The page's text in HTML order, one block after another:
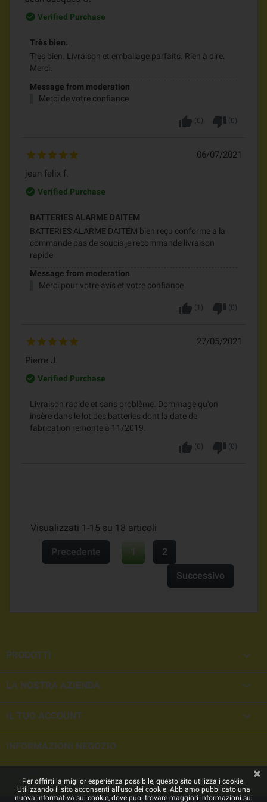
check_circle_outline
Verified Purchase
Très bien.
Très bien. Livraison et emballage parfaits. Rien à dire.
Merci.
Message from moderation
Merci de votre confiance
thumb_up (0 ) thumb_down (0 )
06/07/2021
jean felix f.
check_circle_outline
Verified Purchase
BATTERIES ALARME DAITEM
BATTERIES ALARME DAITEM bien reçu conforme a la
commande pas de soucis je recommande livraison
rapide
Message from moderation
Merci pour votre avis et votre confiance
thumb_up ( 1 ) thumb_down (0 )
27/05/2021
Pierre J.
check_circle_outline
Verified Purchase
Livraison rapide et sans problème. Dommage qu'on
insère dans le lot des batteries dont la date de
fabrication remonte à 11/2019.
thumb_up (0 ) thumb_down (0 )
Visualizzati 1-15 su 18 articoli
Precedente 1 2
Successivo
PRODOTTI 
LA NOSTRA AZIENDA 
IL TUO ACCOUNT 
INFORMAZIONI NEGOZIO
Per offrirti la miglior esperienza possibile, questo sito utilizza i cookie.
Utilizzando il sito acconsenti all'uso dei cookie. Abbiamo pubblicato una
nuova informativa sui cookie, dove puoi trovare maggiori informazioni sui